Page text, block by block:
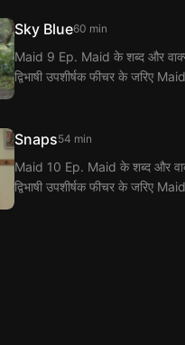
Sky Blue60 min
Maid 9 Ep. Maid के शब्द और
द्विभाषी उपशीर्षक फीचर के जरिए
Snaps54 min
Maid 10 Ep. Maid के शब्द और
द्विभाषी उपशीर्षक फीचर के जरिए